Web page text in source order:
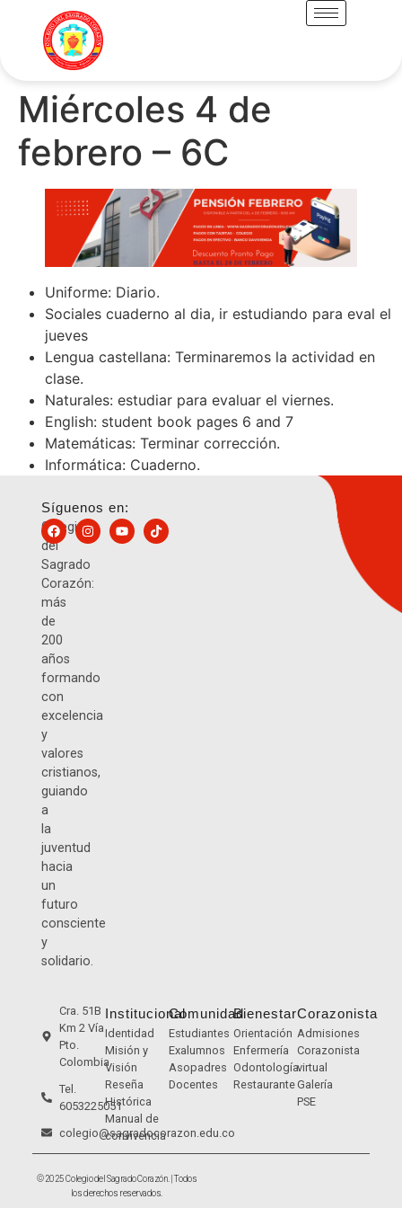
Miércoles 4 de
febrero – 6C
Uniforme: Diario.
Sociales cuaderno al dia, ir estudiando para eval el
jueves
Lengua castellana: Terminaremos la actividad en
clase.
Naturales: estudiar para evaluar el viernes.
English: student book pages 6 and 7
Matemáticas: Terminar corrección.
Informática: Cuaderno.
Colegio
del
Sagrado
Corazón:
más
de
200
años
formando
con
excelencia
y
valores
cristianos,
guiando
a
la
juventud
hacia
un
futuro
consciente
y
solidario.
Síguenos en:
Cra. 51B
Km 2 Vía
Pto.
Colombia
Tel.
6053225051
colegio@sagradocorazon.edu.co
Institucional
Identidad
Misión y
Visión
Reseña
Histórica
Manual de
convivencia
Comunidad
Estudiantes
Exalumnos
Asopadres
Docentes
Bienestar
Orientación
Enfermería
Odontología
Restaurante
Corazonista
Admisiones
Corazonista
virtual
Galería
PSE
© 2025 Colegio del Sagrado Corazón. | Todos
los derechos reservados.